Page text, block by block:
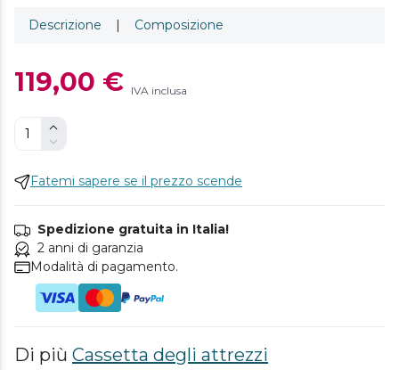
Descrizione | Composizione
119,00 € IVA inclusa
Fatemi sapere se il prezzo scende
Spedizione gratuita in Italia!
2 anni di garanzia
Modalità di pagamento.
Di più Cassetta degli attrezzi